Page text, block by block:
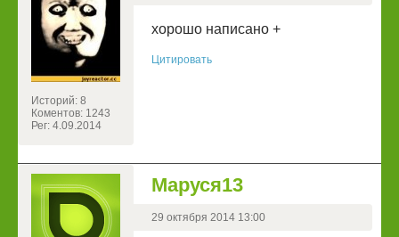
Историй: 8
Коментов: 1243
Рег: 4.09.2014
хорошо написано +
Цитировать
Маруся13
29 октября 2014 13:00